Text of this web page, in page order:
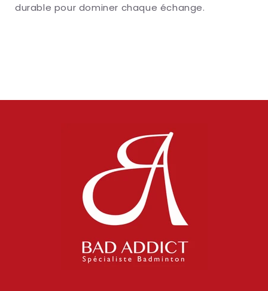
durable pour dominer chaque échange.